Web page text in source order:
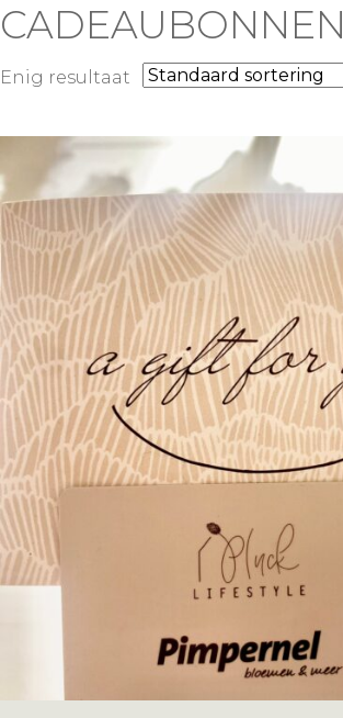
CADEAUBONNEN
Enig resultaat